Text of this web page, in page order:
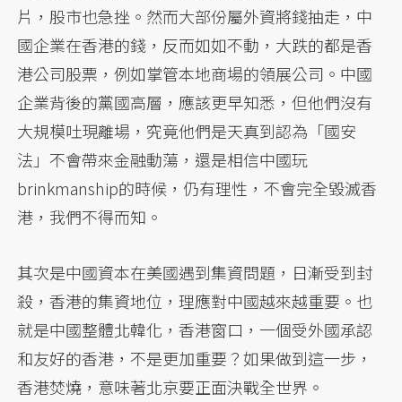
片，股市也急挫。然而大部份屬外資將錢抽走，中
國企業在香港的錢，反而如如不動，大跌的都是香
港公司股票，例如掌管本地商場的領展公司。中國
企業背後的黨國高層，應該更早知悉，但他們沒有
大規模吐現離場，究竟他們是天真到認為「國安
法」不會帶來金融動蕩，還是相信中國玩
brinkmanship的時候，仍有理性，不會完全毀滅香
港，我們不得而知。
其次是中國資本在美國遇到集資問題，日漸受到封
殺，香港的集資地位，理應對中國越來越重要。也
就是中國整體北韓化，香港窗口，一個受外國承認
和友好的香港，不是更加重要？如果做到這一步，
香港焚燒，意味著北京要正面決戰全世界。